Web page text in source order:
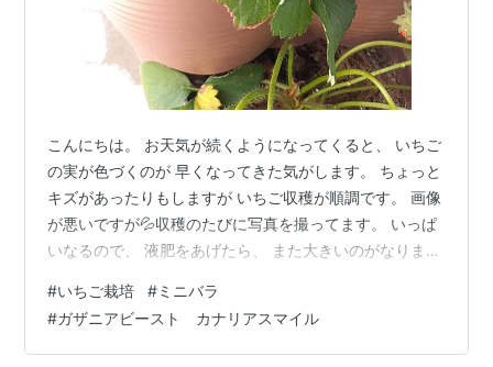
こんにちは。 お天気が続くようになってくると、 いちご
の実が色づくのが 早くなってきた気がします。 ちょっと
キズがあったりもしますが いちご収穫が順調です。 画像
が悪いですが💦収穫のたびに写真を撮ってます。 いっぱ
いなるので、 液肥をあげたら、 また大きいのがなりまし
し、味がウーン…、 微妙な時もありますが 一応、採れま
す。たまにとても甘いのがあるかな。 酸味強めな気がし
ます。 でも毎日、ちょこちょこ採って、楽しめるのが い
#いちご栽培 #ミニバラ
#ガザニアビースト カナリアスマイル